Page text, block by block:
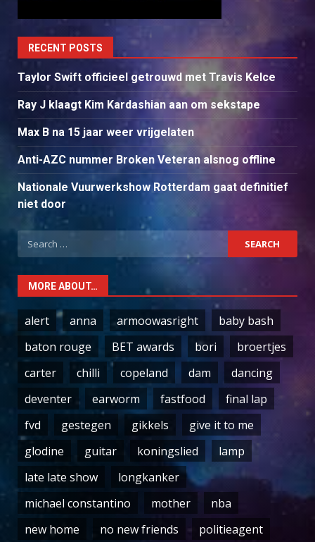
RECENT POSTS
Taylor Swift officieel getrouwd met Travis Kelce
Ray J klaagt Kim Kardashian aan om sekstape
Max B na 15 jaar weer vrijgelaten
Anti-AZC nummer Broken Veteran alsnog offline
Nationale Vuurwerkshow Rotterdam gaat definitief
niet door
Search
for:
MORE ABOUT…
alert anna armoowasright
baby bash
baton rouge
BET awards bori
broertjes
carter
chilli copeland dam
dancing
deventer
earworm fastfood
final lap
fvd
gestegen gikkels
give it to me
glodine
guitar koningslied
lamp
late late show
longkanker
michael constantino
mother
nba
new home
no new friends politieagent